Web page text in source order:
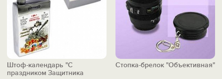
Штоф-календарь "С
праздником Защитника
Стопка-брелок "Объективная"